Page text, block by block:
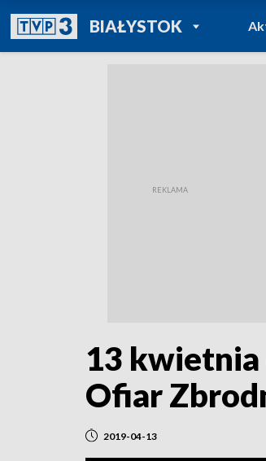
BIAŁYSTOKPOWRÓT DO
TVP REGIONY
13 kwietnia
Ofiar
2019-04-13